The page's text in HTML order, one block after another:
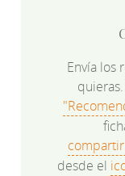
Envía los
desde el